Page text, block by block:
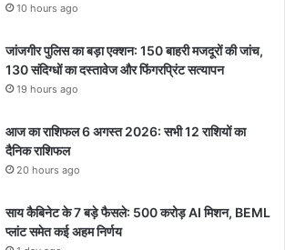
10 hours ago
जांजगीर पुलिस का बड़ा एक्शन: 150 बाहरी मजदूरों की जांच,
130 संदिग्धों का दस्तावेज और फिंगरप्रिंट सत्यापन
19 hours ago
आज का राशिफल 6 अगस्त 2026: सभी 12 राशियों का
दैनिक राशिफल
20 hours ago
साय कैबिनेट के 7 बड़े फैसले: 500 करोड़ AI मिशन, BEML
प्लांट समेत कई अहम निर्णय